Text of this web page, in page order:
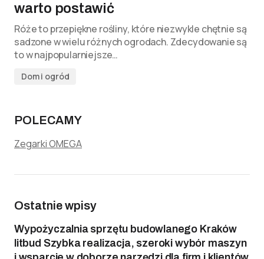
warto postawić
Róże to przepiękne rośliny, które niezwykle chętnie są
sadzone w wielu różnych ogrodach. Zdecydowanie są
to w najpopularniejsze…
Dom i ogród
POLECAMY
Zegarki OMEGA
Ostatnie wpisy
Wypożyczalnia sprzętu budowlanego Kraków
litbud Szybka realizacja, szeroki wybór maszyn